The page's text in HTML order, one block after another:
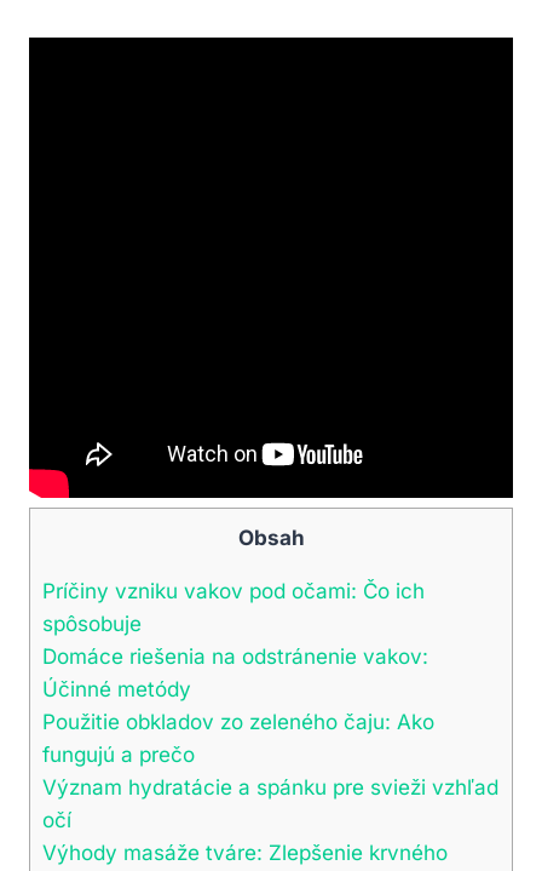
Obsah
Príčiny vzniku vakov pod​ očami: Čo ich
spôsobuje
Domáce riešenia na odstránenie vakov:
Účinné metódy
Použitie obkladov zo zeleného čaju: Ako‌
fungujú a prečo
Význam hydratácie a spánku pre svieži ‌vzhľad
očí
Výhody masáže tváre: Zlepšenie krvného